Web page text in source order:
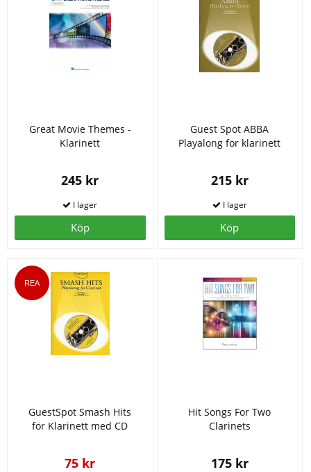
Great Movie Themes -
Klarinett
245 kr
Köp
Guest Spot ABBA
Playalong för klarinett
215 kr
Köp
GuestSpot Smash Hits
för Klarinett med CD
75 kr
Hit Songs For Two
Clarinets
175 kr